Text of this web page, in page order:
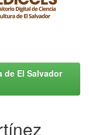
de El Salvador